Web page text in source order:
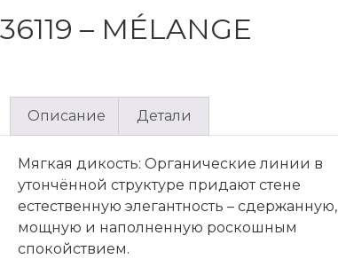
36119 – MÉLANGE
Описание Детали
Мягкая дикость: Органические линии в
утончённой структуре придают стене
естественную элегантность – сдержанную,
мощную и наполненную роскошным
спокойствием.